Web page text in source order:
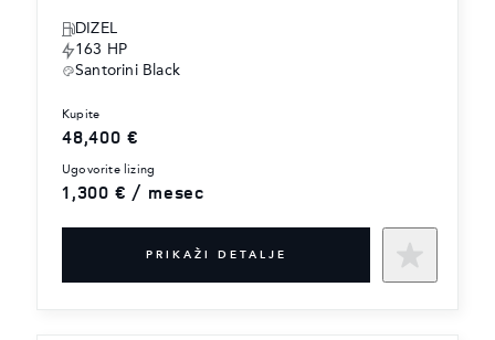
DIZEL
163 HP
Santorini Black
kupite
48,400 €
ugovorite lizing
1,300 € / mesec
PRIKAŽI DETALJE